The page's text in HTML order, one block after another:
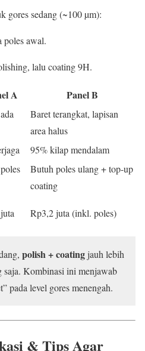
gores sedang (~100 µm):
poles awal.
lalu coating 9H.
A Panel B
Baret terangkat, lapisan
area halus
95% kilap mendalam
Butuh poles ulang + top-up
coating
Rp3,2 juta (inkl. poles)
polish + coating jauh lebih
Kombinasi ini menjawab
pada level gores menengah.
& Tips Agar